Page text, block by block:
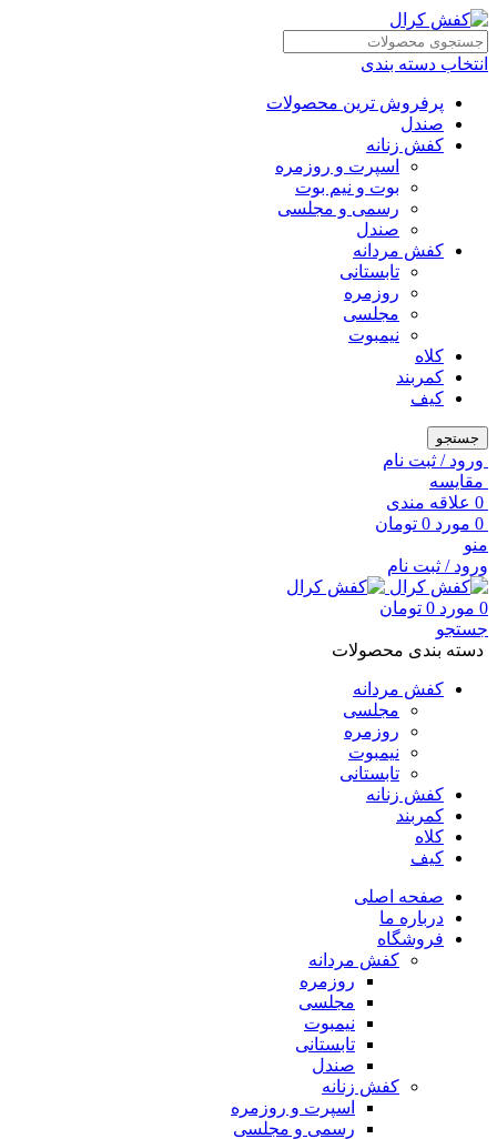
انتخاب دسته بندی
پرفروش ترین محصولات
صندل
کفش زنانه
اسپرت و روزمره
بوت و نیم بوت
رسمی و مجلسی
صندل
کفش مردانه
تابستانی
روزمره
مجلسی
نیمبوت
کلاه
کمربند
کیف
جستجو
ورود / ثبت نام
مقايسه
0 علاقه مندی
0 مورد 0 تومان
منو
ورود / ثبت نام
0 مورد 0 تومان
جستجو
دسته بندی محصولات
کفش مردانه
مجلسی
روزمره
نیمبوت
تابستانی
کفش زنانه
کمربند
کلاه
کیف
صفحه اصلی
درباره ما
فروشگاه
کفش مردانه
روزمره
مجلسی
نیمبوت
تابستانی
صندل
کفش زنانه
اسپرت و روزمره
رسمی و مجلسی